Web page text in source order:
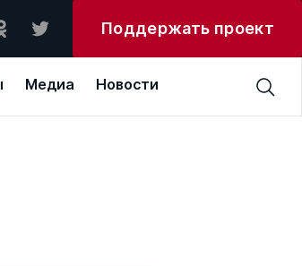
Поддержать проект
Медиа Новости